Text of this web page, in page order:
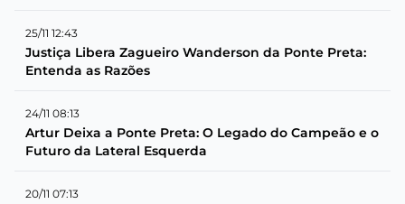
25/11 12:43
Justiça Libera Zagueiro Wanderson da Ponte Preta:
Entenda as Razões
24/11 08:13
Artur Deixa a Ponte Preta: O Legado do Campeão e o
Futuro da Lateral Esquerda
20/11 07:13